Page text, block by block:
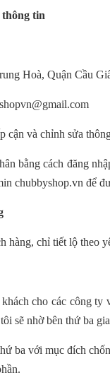
tin
Hoà, Quận Cầu
và chỉnh sửa
bằng cách đăng
chubbyshop.vn để
hàng, chỉ tiết lộ theo
cho các công
sẽ nhờ bên thứ ba
ba với mục đích